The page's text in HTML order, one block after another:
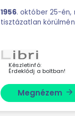
1956. október 25-én,
tisztázatlan
Készletinfó:
Érdeklődj a boltban!
Megnézem arrow_forward